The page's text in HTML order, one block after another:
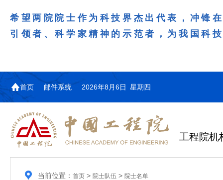
希望两院院士作为科技界杰出代表，冲锋
引领者、科学家精神的示范者，为我国科
首页 邮件系统 2026年8月6日 星期四
工程院机
当前位置： 首页> 院士队伍 > 院士名单